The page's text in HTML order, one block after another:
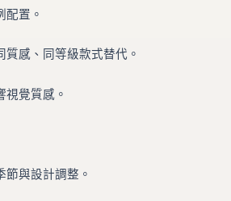
配置。
感、同等級款式替代。
視覺質感。
節與設計調整。